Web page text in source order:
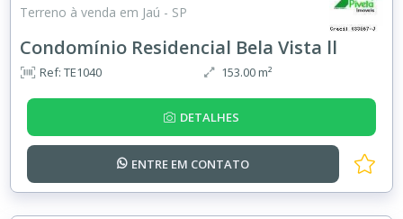
Terreno à venda em Jaú - SP
Condomínio Residencial Bela Vista ll
Ref: TE1040 153.00 m²
DETALHES
ENTRE EM CONTATO